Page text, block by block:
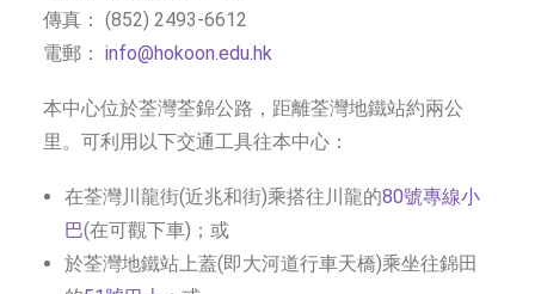
社交平台
字型大小
傳真： (852) 2493-6612
電郵： info@hokoon.edu.hk
本中心位於荃灣荃錦公路，距離荃灣地鐵站約兩公
里。可利用以下交通工具往本中心：
在荃灣川龍街(近兆和街)乘搭往川龍的80號專線小
巴(在可觀下車)；或
於荃灣地鐵站上蓋(即大河道行車天橋)乘坐往錦田